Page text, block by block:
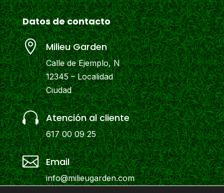
Datos de contacto
 Milieu Garden
Calle de Ejemplo, N
12345 – Localidad
Ciudad
 Atención al cliente
617 00 09 25
 Email
info@milieugarden.com